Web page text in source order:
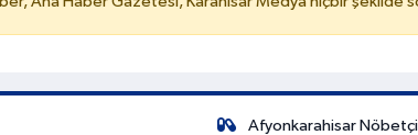
Afyonkarahisar